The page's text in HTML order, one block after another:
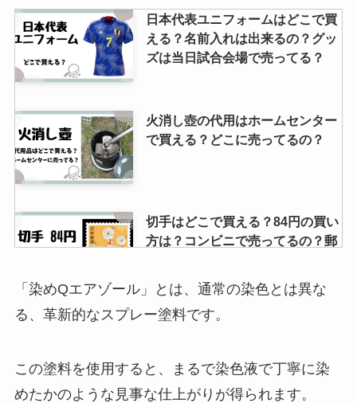
日本代表ユニフォームはどこで買
える？名前入れは出来るの？グッ
ズは当日試合会場で売ってる？
火消し壺の代用はホームセンター
で買える？どこに売ってるの？
切手はどこで買える？84円の買い
方は？コンビニで売ってるの？郵
フラワーギフト券はどこで買え
使えるの？
「染めQエアゾール」とは、通常の染色とは異な
る、革新的なスプレー塗料です。
この塗料を使用すると、まるで染色液で丁寧に染
めたかのような見事な仕上がりが得られます。